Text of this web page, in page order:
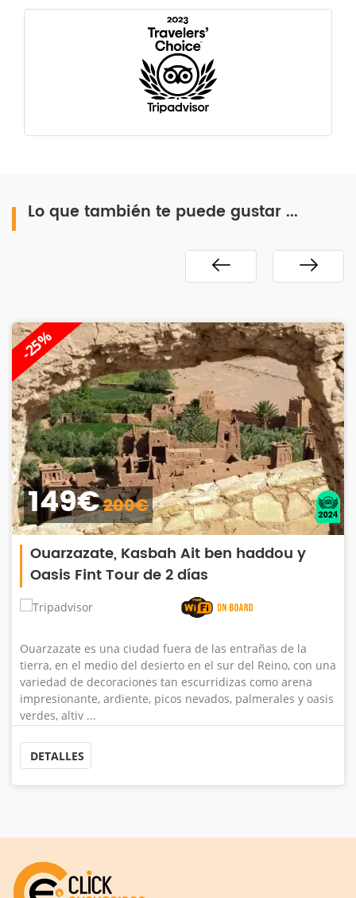
Lo que también te puede gustar ...
-16%
25€30€
Paseo en camello en la Palmeraie de
Marrakech
Es tu día de suerte para experimentar una de nuestras
vibraciones tradicionales, montar un camello y probar tu
equilibrio y tu capacidad de montar un camello con
nosotros. Nuestro conductor lo recogerá primero en su
alojamiento y luego lo l ...
DETALLES